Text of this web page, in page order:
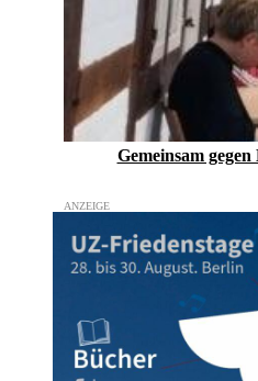
Gemeinsam